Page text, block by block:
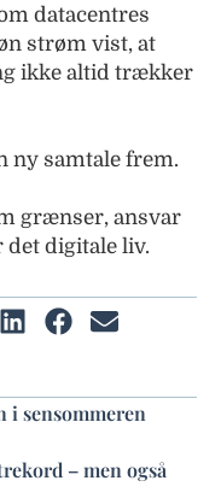
datacentres
strøm vist, at
ikke altid trækker
ny samtale frem.
grænser, ansvar
det digitale liv.
i sensommeren
– men også